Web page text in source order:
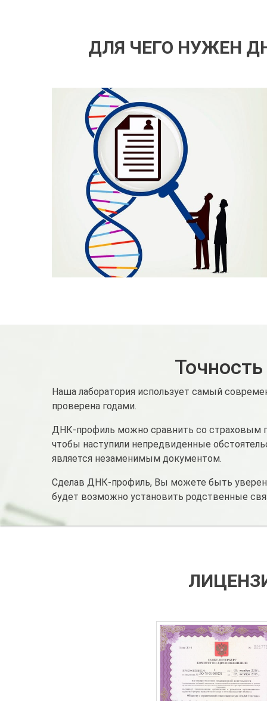
ДЛЯ ЧЕГО НУЖЕН
Наша лаборатория использует самый
проверена годами.
ДНК-профиль можно сравнить со страховым
чтобы наступили непредвиденные
является незаменимым документом.
Сделав ДНК-профиль, Вы можете быть
будет возможно установить родственные